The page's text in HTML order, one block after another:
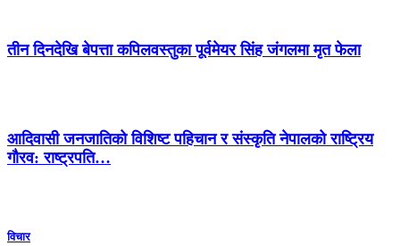
तीन दिनदेखि बेपत्ता कपिलवस्तुका पूर्वमेयर सिंह जंगलमा मृत फेला
आदिवासी जनजातिको विशिष्ट पहिचान र संस्कृति नेपालको राष्ट्रिय
गौरव: राष्ट्रपति…
विचार